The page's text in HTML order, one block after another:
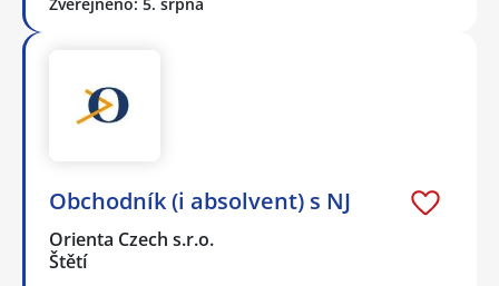
Obchodník (i absolvent) s NJ
Orienta Czech s.r.o.
Štětí